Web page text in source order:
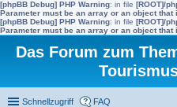
[phpBB Debug] PHP Warning: in file [ROOT]/
Parameter must be an array or an object that
[phpBB Debug] PHP Warning: in file [ROOT]/
Parameter must be an array or an object that
Das Forum zum
Schnellzugriff FAQ